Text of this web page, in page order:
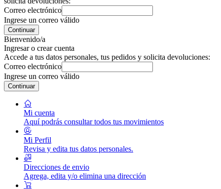
Correo electrónico
Ingrese un correo válido
Continuar
Bienvenido/a
Ingresar o crear cuenta
Accede a tus datos personales, tus pedidos y solicita devoluciones:
Correo electrónico
Ingrese un correo válido
Continuar
Mi cuenta
Aquí podrás consultar todos tus movimientos
Mi Perfil
Revisa y edita tus datos personales.
Direcciones de envio
Agrega, edita y/o elimina una dirección